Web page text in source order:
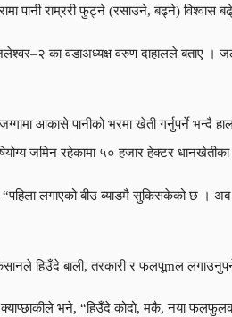
पानी राम्ररी फुट्ने (रसाउने, बढ्ने) विश्वास
जलेश्वर–२ का वडाअध्यक्ष वरुण दाहालले बताए
आकासे पानीको भरमा खेती गर्नुपर्ने भन्दै
जमिन रहेकामा ५० हजार हेक्टर धानखेतीका
लगाएको बीउ ब्याडमै सुकिसकेको छ । अब
हिउँदे बाली, तरकारी र फलपूmल
भने, “हिउँदे कोदो, मकै, नया